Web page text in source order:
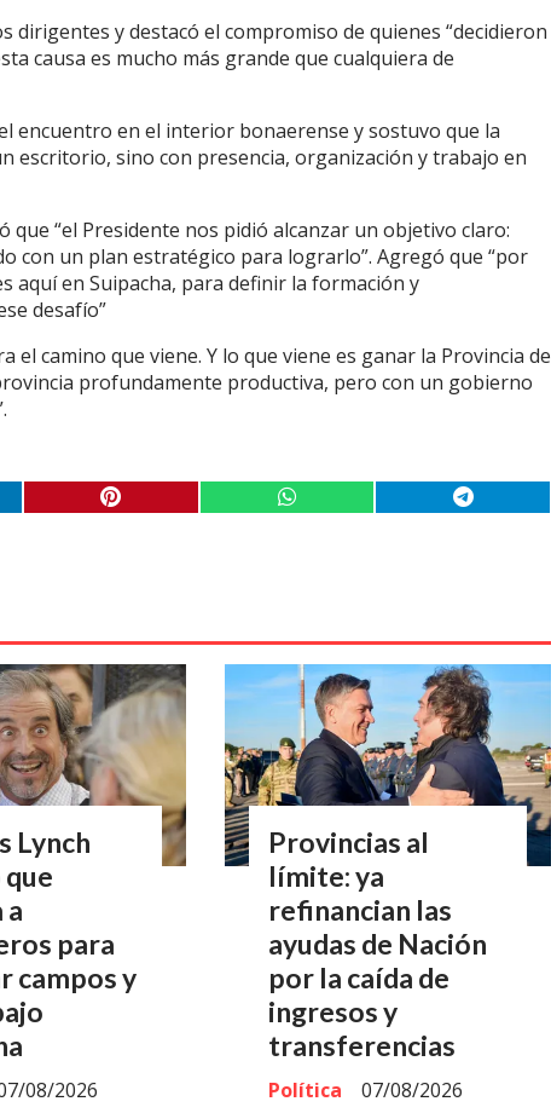
dirigentes y destacó el compromiso de quienes “decidieron
causa es mucho más grande que cualquiera de
encuentro en el interior bonaerense y sostuvo que la
escritorio, sino con presencia, organización y trabajo en
“el Presidente nos pidió alcanzar un objetivo claro:
con un plan estratégico para lograrlo”. Agregó que “por
aquí en Suipacha, para definir la formación y
desafío”
camino que viene. Y lo que viene es ganar la Provincia de
profundamente productiva, pero con un gobierno
Lynch
a
para
campos y
08/2026
Provincias al
límite: ya
refinancian las
ayudas de Nación
por la caída de
ingresos y
transferencias
Política
07/08/2026